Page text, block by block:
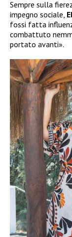
Sempre sulla
impegno sociale,
fossi fatta
combattuto
portato avanti».